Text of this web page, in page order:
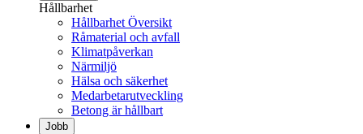
Hållbarhet
Hållbarhet Översikt
Råmaterial och avfall
Klimatpåverkan
Närmiljö
Hälsa och säkerhet
Medarbetarutveckling
Betong är hållbart
Jobb